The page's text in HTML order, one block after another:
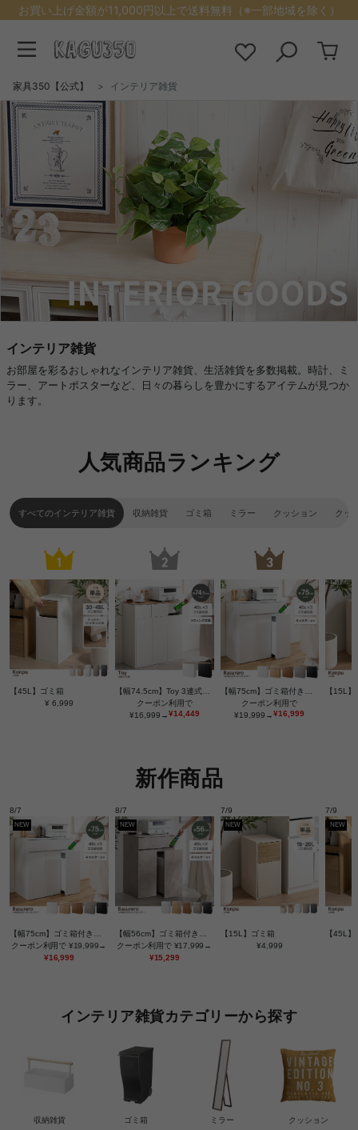
お買い上げ金額が11,000円以上で送料無料（※一部地域を除く）
家具350【公式】 インテリア雑貨
インテリア雑貨
お部屋を彩るおしゃれなインテリア雑貨、生活雑貨を多数掲載。時計、ミ
ラー、アートポスターなど、日々の暮らしを豊かにするアイテムが見つか
ります。
人気商品ランキング
すべてのインテリア雑貨 収納雑貨 ゴミ箱 ミラー クッション クッ
【45L】ゴミ箱
¥ 6,999
クーポン利用で
¥16,999→¥14,449
クーポン利用で
¥19,999→¥16,999
【15L
新作商品
8/7
【幅75cm】ゴミ箱付きキッチンカウンター
クーポン利用で ¥19,999→
¥16,999
8/7
【幅56cm】ゴミ箱付きキッチンカウンター
クーポン利用で ¥17,999→
¥15,299
7/9
【15L】ゴミ箱
¥4,999
7/9
【45L
インテリア雑貨カテゴリーから探す
収納雑貨 ゴミ箱 ミラー クッション